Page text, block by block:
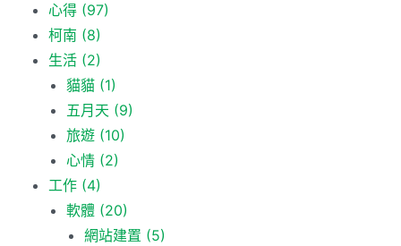
心得 (97)
柯南 (8)
生活 (2)
貓貓 (1)
五月天 (9)
旅遊 (10)
心情 (2)
工作 (4)
軟體 (20)
網站建置 (5)